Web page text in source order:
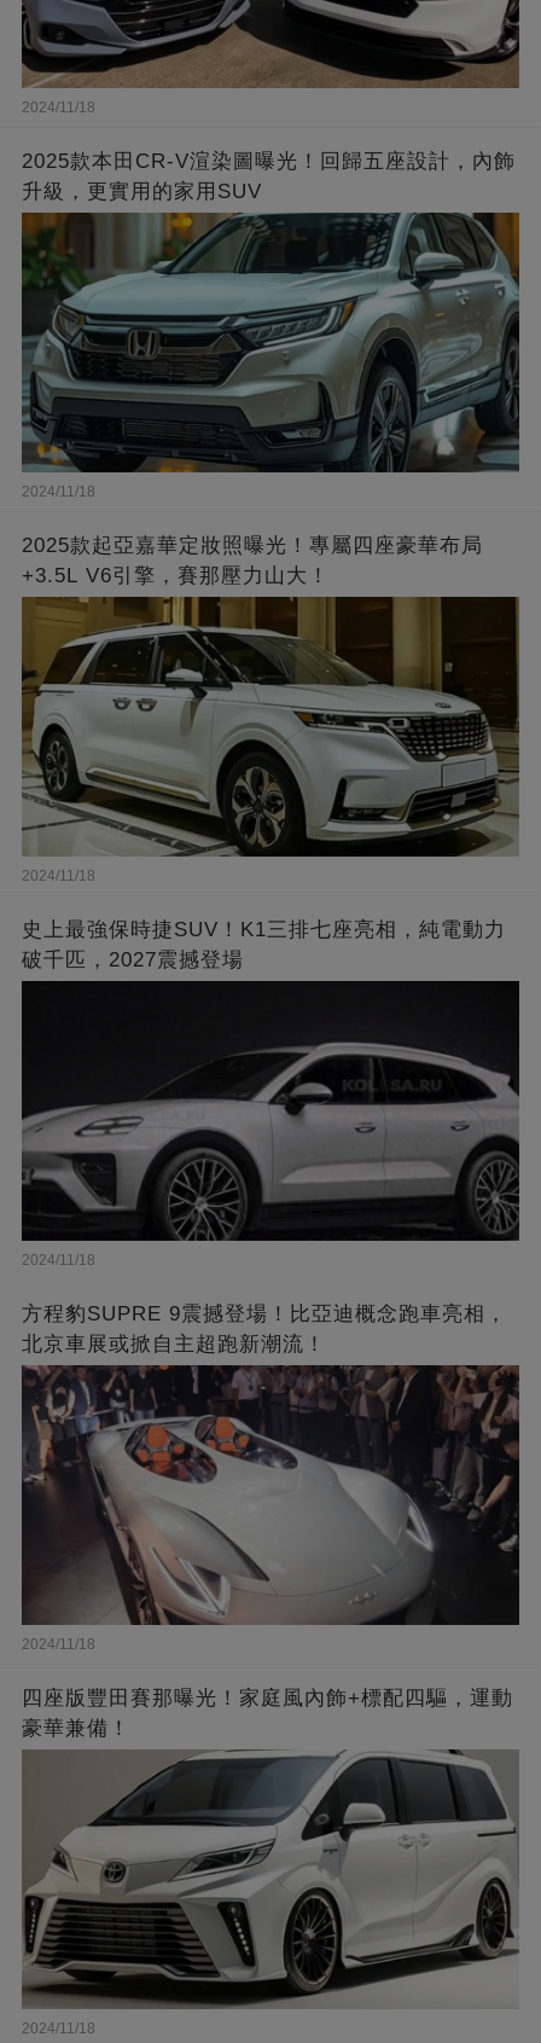
2024/11/18
2025款本田CR-V渲染圖曝光！回歸五座設計，內飾
升級，更實用的家用SUV
2024/11/18
2025款起亞嘉華定妝照曝光！專屬四座豪華布局
+3.5L V6引擎，賽那壓力山大！
2024/11/18
史上最強保時捷SUV！K1三排七座亮相，純電動力
破千匹，2027震撼登場
2024/11/18
方程豹SUPRE 9震撼登場！比亞迪概念跑車亮相，
北京車展或掀自主超跑新潮流！
2024/11/18
四座版豐田賽那曝光！家庭風內飾+標配四驅，運動
豪華兼備！
2024/11/18